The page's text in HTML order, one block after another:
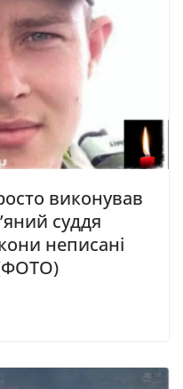
виконував
суддя
неписані